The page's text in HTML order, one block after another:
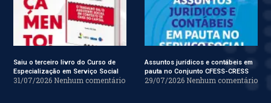
Saiu o terceiro livro do Curso de
Especialização em Serviço Social
31/07/2026 Nenhum comentário
Assuntos jurídicos e contábeis em
pauta no Conjunto CFESS-CRESS
29/07/2026 Nenhum comentário